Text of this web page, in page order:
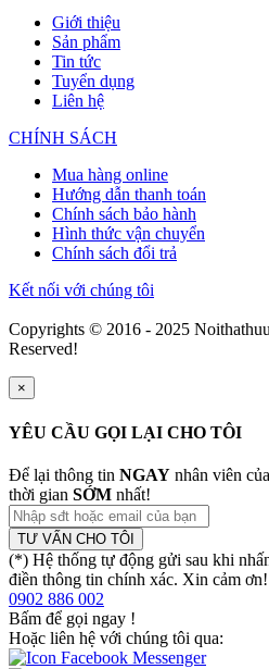
Giới thiệu
Sản phẩm
Tin tức
Tuyển dụng
Liên hệ
CHÍNH SÁCH
Mua hàng online
Hướng dẫn thanh toán
Chính sách bảo hành
Hình thức vận chuyển
Chính sách đổi trả
Kết nối với chúng tôi
Copyrights © 2016 - 2025
Reserved!
×
YÊU CẦU GỌI LẠI CHO TÔI
Để lại thông tin NGAY nhân viên
thời gian SỚM nhất!
TƯ VẤN CHO TÔI
(*) Hệ thống tự động gửi sau khi
điền thông tin chính xác. Xin cảm ơn!
0902 886 002
Bấm để gọi ngay !
Hoặc liên hệ với chúng tôi qua: